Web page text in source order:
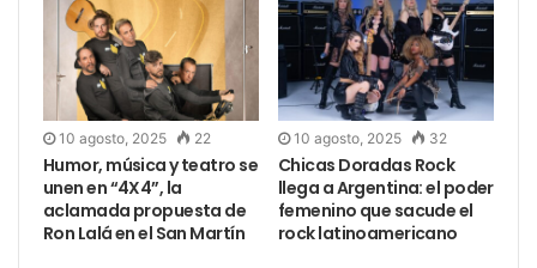
10 agosto, 2025 22
Humor, música y teatro se
unen en “4X4”, la
aclamada propuesta de
Ron Lalá en el San Martín
10 agosto, 2025 32
Chicas Doradas Rock
llega a Argentina: el poder
femenino que sacude el
rock latinoamericano